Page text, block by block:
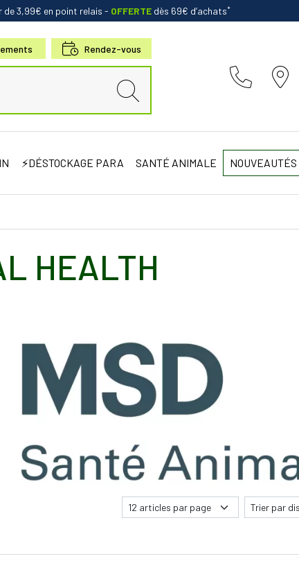
3,99€ en point relais - OFFERTE dès 69€ d’achats*
ligne à votre service
Rendez-vous
⚡DÉSTOCKAGE PARA SANTÉ ANIMALE NOUVEAUTÉS
HEALTH